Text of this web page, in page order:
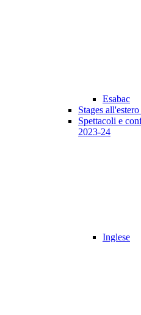
Esabac
Stages
Spettacoli e
2023-24
Inglese